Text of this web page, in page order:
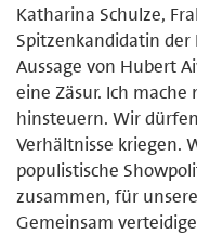
Katharina Schulze,
Spitzenkandidatin der
Aussage von Hubert
eine Zäsur. Ich
hinsteuern. Wir
Verhältnisse kriegen.
populistische
zusammen, für
Gemeinsam